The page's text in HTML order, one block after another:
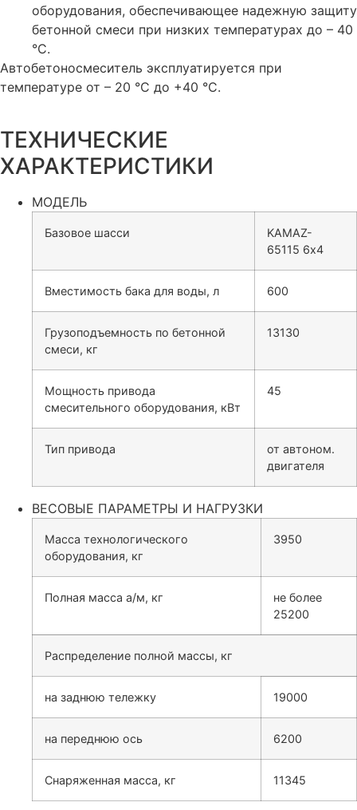
оборудования, обеспечивающее надежную защиту
бетонной смеси при низких температурах до – 40
°С.
Автобетоносмеситель эксплуатируется при
температуре от – 20 °С до +40 °С.
ТЕХНИЧЕСКИЕ
ХАРАКТЕРИСТИКИ
МОДЕЛЬ
Базовое шасси
KAMAZ-
65115 6х4
Вместимость бака для воды, л 600
Грузоподъемность по бетонной
смеси, кг
13130
Мощность привода
смесительного оборудования, кВт
45
Тип привода
от автоном.
двигателя
ВЕСОВЫЕ ПАРАМЕТРЫ И НАГРУЗКИ
Масса технологического
оборудования, кг
3950
Полная масса а/м, кг
не более
25200
Распределение полной массы, кг
на заднюю тележку 19000
на переднюю ось 6200
Снаряженная масса, кг 11345